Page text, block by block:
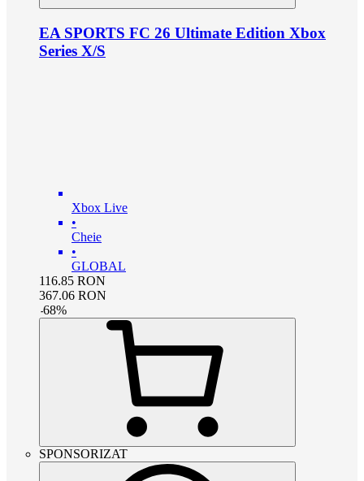
EA SPORTS FC 26 Ultimate Edition Xbox
Series X/S
Xbox Live
•
Cheie
•
GLOBAL
116.85 RON
367.06 RON
-68%
SPONSORIZAT